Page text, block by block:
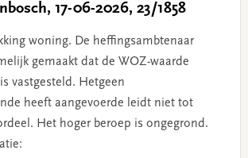
17-06-2026, 23/1858
woning. De heffingsambtenaar
gemaakt dat de WOZ-waarde
vastgesteld. Hetgeen
heeft aangevoerde leidt niet tot
Het hoger beroep is ongegrond.